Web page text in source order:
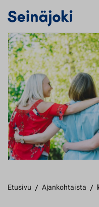
Etusivu / Ajankohtaista /